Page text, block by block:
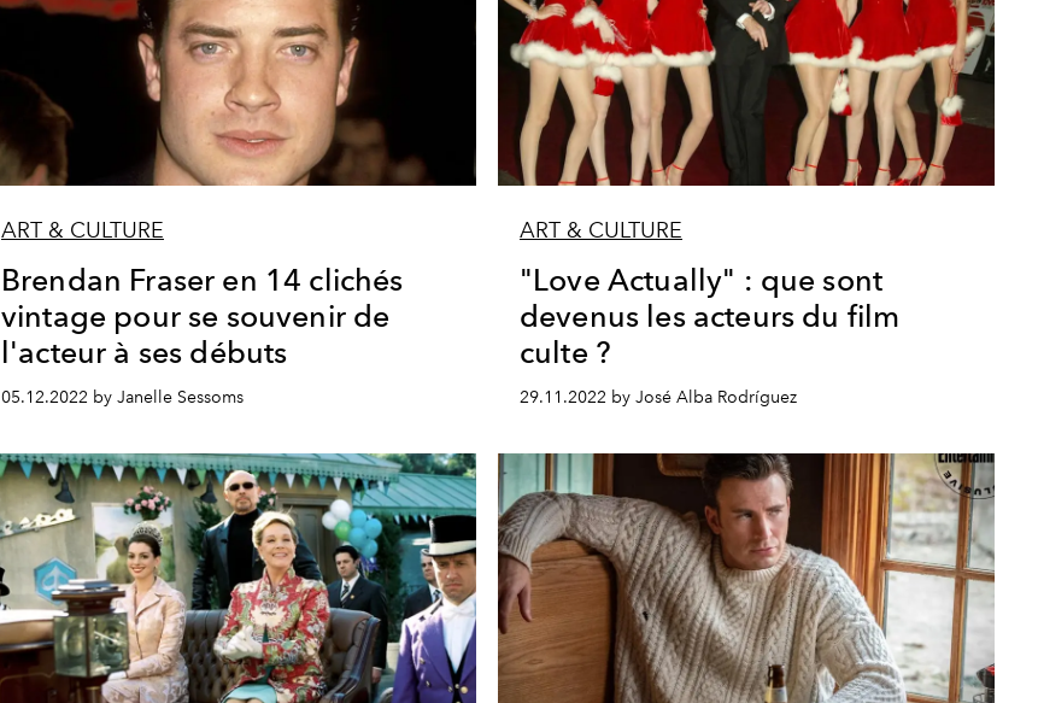
ART & CULTURE
Brendan Fraser en 14 clichés
vintage pour se souvenir de
l'acteur à ses débuts
05.12.2022 by Janelle Sessoms
ART & CULTURE
"Love Actually" : que sont
devenus les acteurs du film
culte ?
29.11.2022 by José Alba Rodríguez